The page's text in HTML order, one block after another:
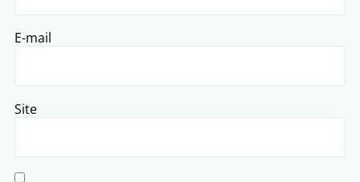
E-mail
Site